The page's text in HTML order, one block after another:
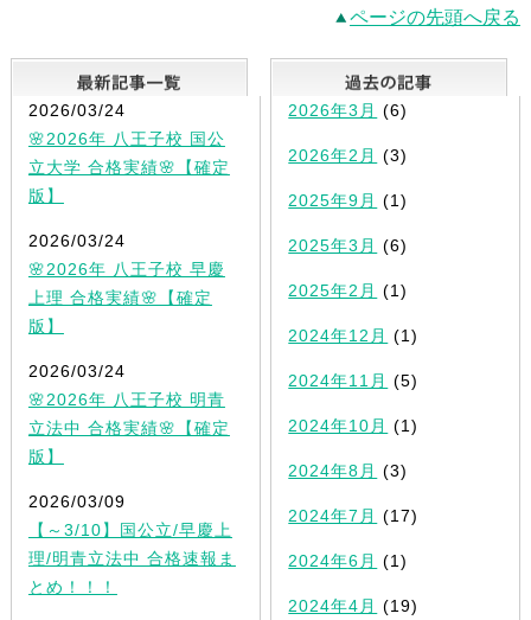
ページの先頭へ戻る
最新記事一覧
2026/03/24
🌸2026年 八王子校 国公
立大学 合格実績🌸【確定
版】
2026/03/24
🌸2026年 八王子校 早慶
上理 合格実績🌸【確定
版】
2026/03/24
🌸2026年 八王子校 明青
立法中 合格実績🌸【確定
版】
2026/03/09
【～3/10】国公立/早慶上
理/明青立法中 合格速報ま
とめ！！！
2026年3月 (6)
2026年2月 (3)
2025年9月 (1)
2025年3月 (6)
2025年2月 (1)
2024年12月 (1)
2024年11月 (5)
2024年10月 (1)
2024年8月 (3)
2024年7月 (17)
2024年6月 (1)
2024年4月 (19)